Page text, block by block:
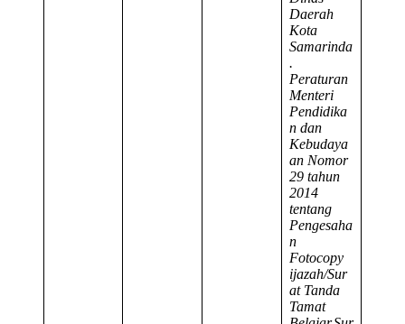
Daerah
Kota
Samarinda
.
Peraturan
Menteri
Pendidika
n dan
Kebudaya
an Nomor
29 tahun
2014
tentang
Pengesaha
n
Fotocopy
ijazah/Sur
at Tanda
Tamat